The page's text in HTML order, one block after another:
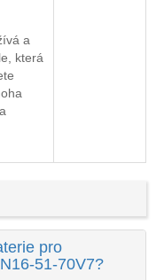
a
která
pro
51-70V7?